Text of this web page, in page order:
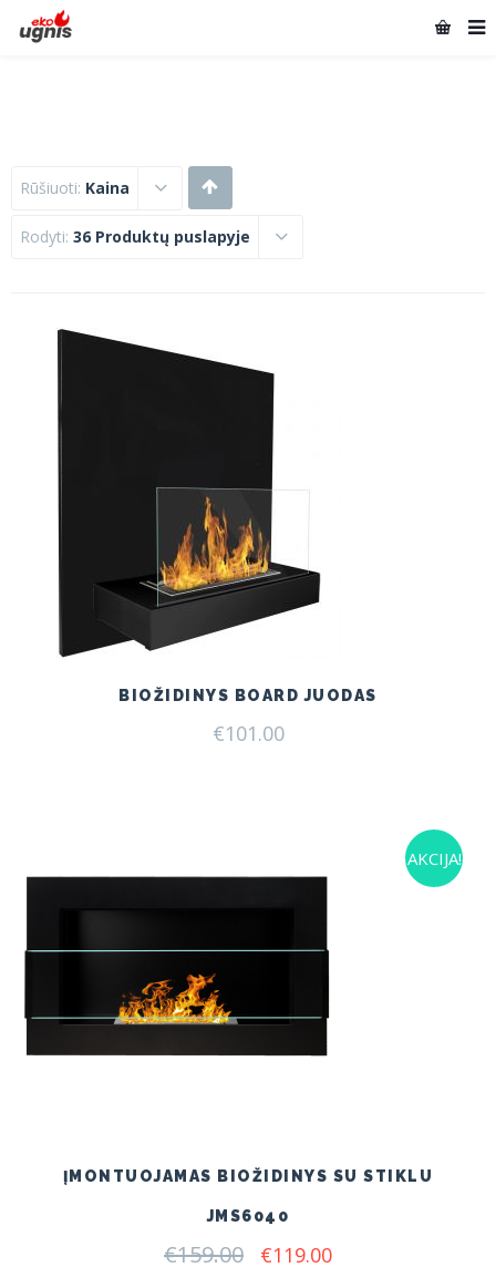
Rūšiuoti: Kaina
Rodyti: 36 Produktų puslapyje
BIOŽIDINYS BOARD JUODAS
€101.00
AKCIJA!
ĮMONTUOJAMAS BIOŽIDINYS SU STIKLU
JMS6040
€159.00 Original
€119.00Current